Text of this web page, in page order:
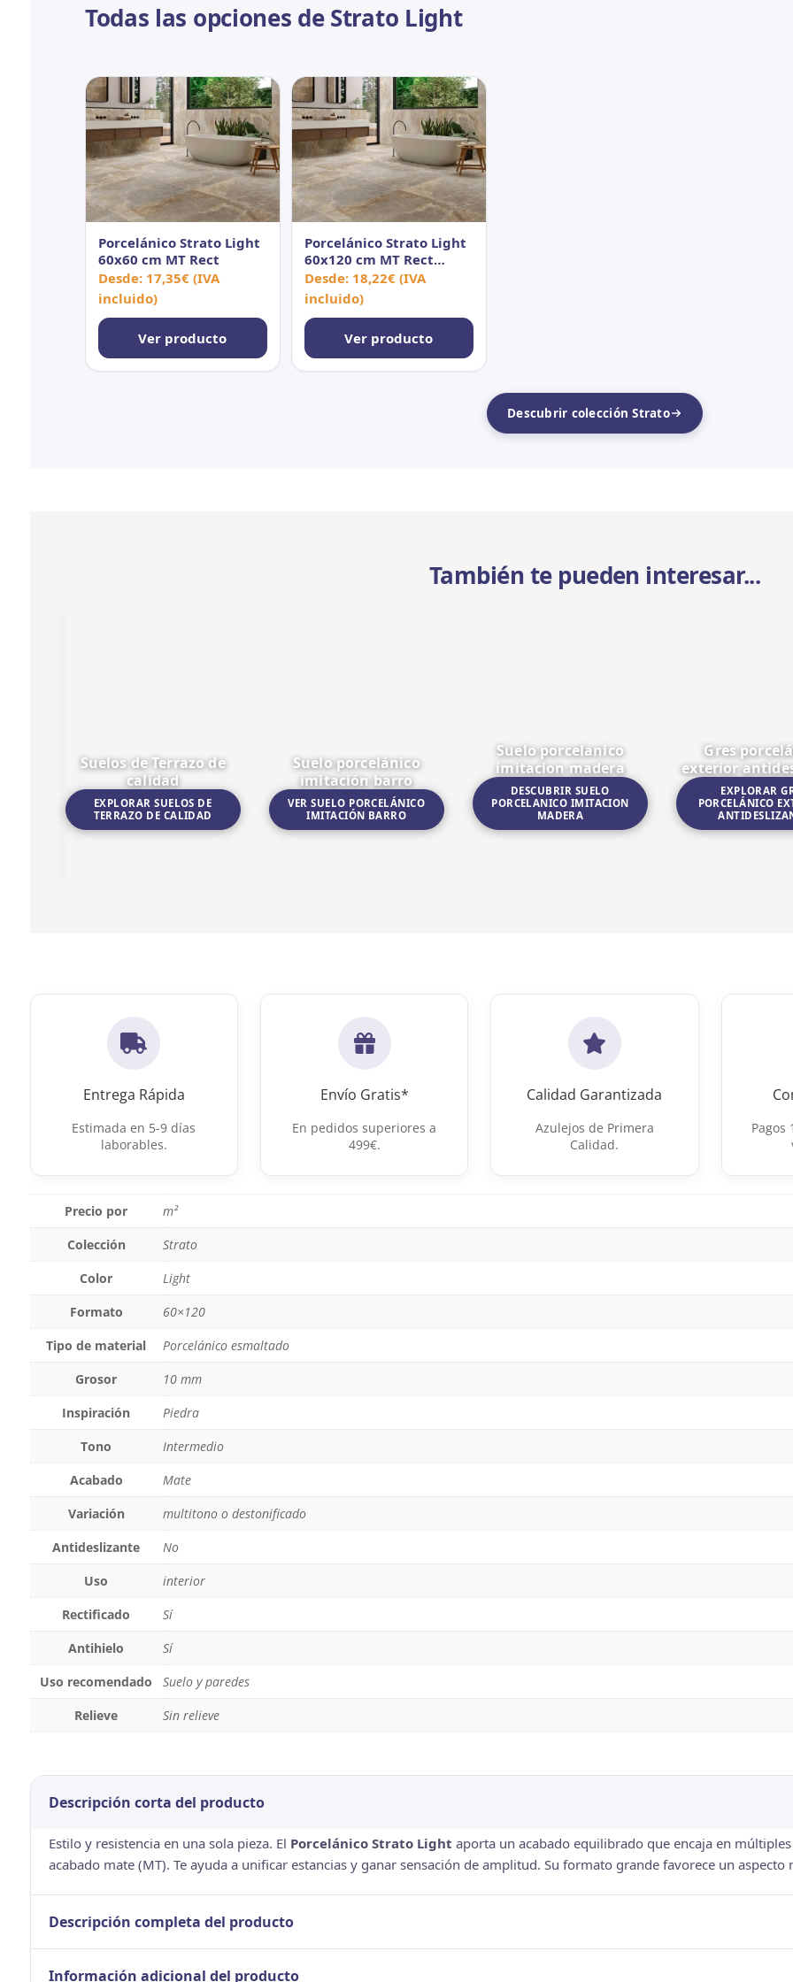
Todas las opciones de Strato Light
Porcelánico Strato Light
60x60 cm MT Rect
Desde: 17,35€(IVA
incluido)
Ver producto
Porcelánico Strato Light
60x120 cm MT Rect
Antid
Desde: 18,22€(IVA
incluido)
Ver producto
Descubrir colección Strato
También te pueden interesar...
Suelos de Terrazo de
calidad
EXPLORAR SUELOS DE
TERRAZO DE CALIDAD
Suelo porcelánico
imitación barro
VER SUELO PORCELÁNICO
IMITACIÓN BARRO
Suelo porcelanico
imitacion madera
DESCUBRIR SUELO
PORCELANICO IMITACION
MADERA
Gres
exterior
EXPLORAR
PORCELÁNICO
Entrega Rápida
Estimada en 5-9 días
laborables.
Envío Gratis*
En pedidos superiores a
499€.
Calidad Garantizada
Azulejos de Primera
Calidad.
Pagos
Precio por
m²
Colección
Strato
Color
Light
Formato
60×120
Tipo de material
Porcelánico esmaltado
Grosor
10 mm
Inspiración
Piedra
Tono
Intermedio
Acabado
Mate
Variación
multitono o destonificado
Antideslizante
No
Uso
interior
Rectificado
Sí
Antihielo
Sí
Uso recomendado
Suelo y paredes
Relieve
Sin relieve
Descripción corta del producto
Estilo y resistencia en una sola pieza. El Porcelánico Strato Light aporta un acabado equilibrado que encaja en
acabado mate (MT). Te ayuda a unificar estancias y ganar sensación de amplitud. Su formato grande favorece un
Descripción completa del producto
Información adicional del producto